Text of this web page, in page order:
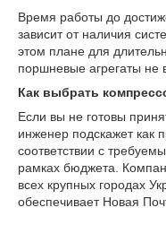
Время работы до
зависит от наличия
этом плане для
поршневые агрегаты не
Как выбрать
Если вы не готовы
инженер подскажет как
соответствии с
рамках бюджета.
всех крупных городах
обеспечивает Новая